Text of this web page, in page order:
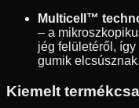
Multicell™
– a
jég felületéről,
gumik elcsúsznak.
Kiemelt